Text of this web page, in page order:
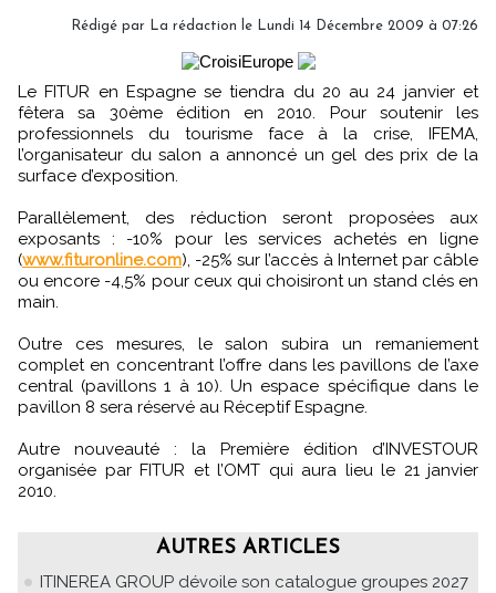
Rédigé par La rédaction le Lundi 14 Décembre 2009 à 07:26
Le FITUR en Espagne se tiendra du 20 au 24 janvier et
fêtera sa 30ème édition en 2010. Pour soutenir les
professionnels du tourisme face à la crise, IFEMA,
l’organisateur du salon a annoncé un gel des prix de la
surface d’exposition.
Parallèlement, des réduction seront proposées aux
exposants : -10% pour les services achetés en ligne
(www.fituronline.com), -25% sur l’accès à Internet par câble
ou encore -4,5% pour ceux qui choisiront un stand clés en
main.
Outre ces mesures, le salon subira un remaniement
complet en concentrant l’offre dans les pavillons de l’axe
central (pavillons 1 à 10). Un espace spécifique dans le
pavillon 8 sera réservé au Réceptif Espagne.
Autre nouveauté : la Première édition d’INVESTOUR
organisée par FITUR et l’OMT qui aura lieu le 21 janvier
2010.
AUTRES ARTICLES
ITINEREA GROUP dévoile son catalogue groupes 2027